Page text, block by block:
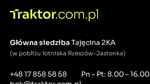
Główna siedzibaTajęcina 2KA
(w pobliżu lotniska Rzeszów-Jasionka)
+48 17 858 58 58
Pn – Pt: 8.00 – 16.00